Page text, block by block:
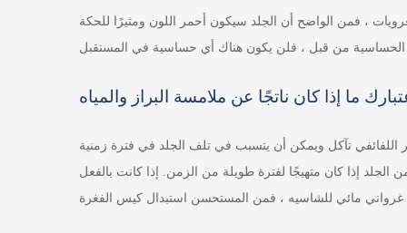
، فمن الواضح أن الجلد سيكون أحمر اللون ومثيرًا للحكة
اللفائفي تآكل ويمكن أن يتسبب في تلف الجلد في فترة زمنية
إذا كان متهيجًا لفترة طويلة من الزمن. إذا كانت بالفعل